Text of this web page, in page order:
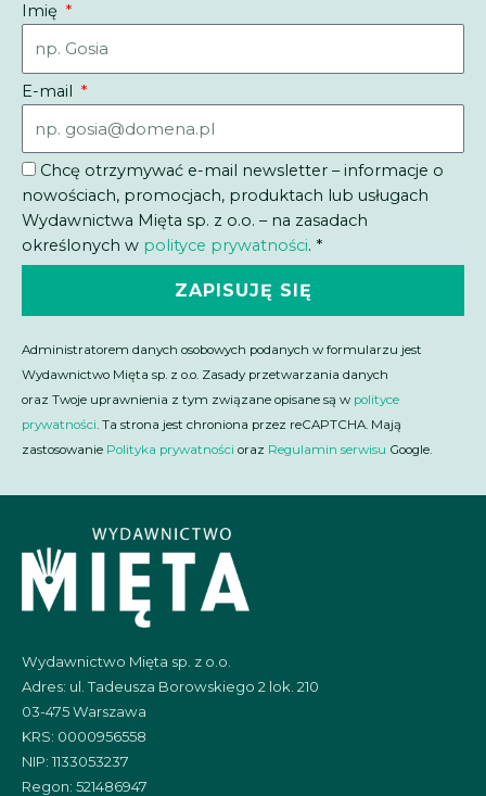
Imię
E-mail
Chcę otrzymywać e-mail newsletter – informacje o
nowościach, promocjach, produktach lub usługach
Wydawnictwa Mięta sp. z o.o. – na zasadach
określonych w polityce prywatności. *
ZAPISUJĘ SIĘ
Administratorem danych osobowych podanych w formularzu jest
Wydawnictwo Mięta sp. z o.o. Zasady przetwarzania danych
oraz Twoje uprawnienia z tym związane opisane są w polityce
prywatności. Ta strona jest chroniona przez reCAPTCHA. Mają
zastosowanie Polityka prywatności oraz Regulamin serwisu Google.
Wydawnictwo Mięta sp. z o.o.
Adres: ul. Tadeusza Borowskiego 2 lok. 210
03-475 Warszawa
KRS: 0000956558
NIP: 1133053237
Regon: 521486947